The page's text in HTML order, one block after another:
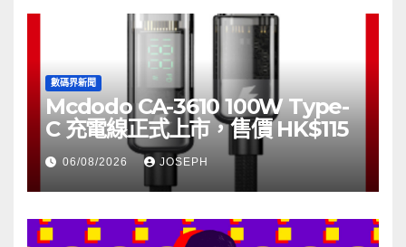
數碼界新聞
Mcdodo CA-3610 100W Type-
C 充電線正式上市，售價 HK$115
06/08/2026 JOSEPH